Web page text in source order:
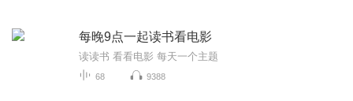
每晚9点一起读书看电影
读读书 看看电影 每天一个主题
68 9388